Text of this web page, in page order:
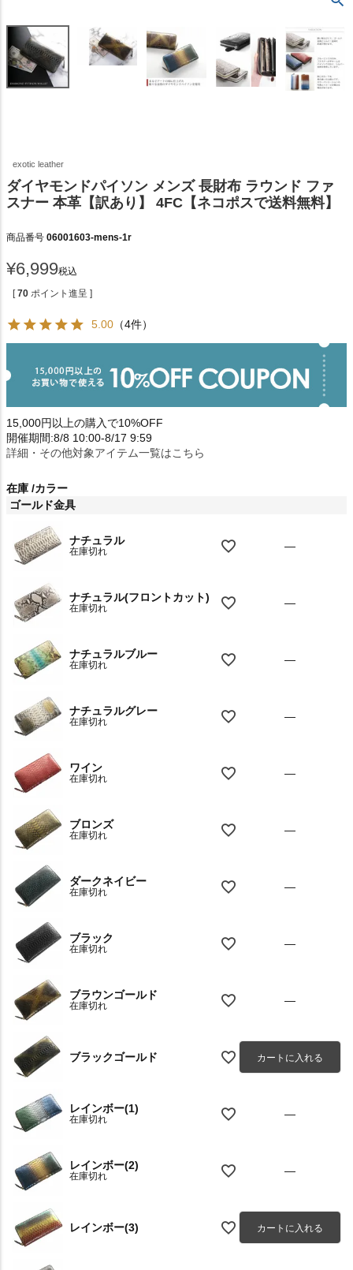
exotic leather
ダイヤモンドパイソン メンズ 長財布 ラウンド ファ
スナー 本革【訳あり】 4FC【ネコポスで送料無料】
商品番号 06001603-mens-1r
¥6,999税込
[ 70 ポイント進呈 ]
5.00 （4件）
15,000円以上の購入で10%OFF
開催期間:8/8 10:00-8/17 9:59
詳細・その他対象アイテム一覧はこちら
在庫 カラー
ゴールド金具
ナチュラル
在庫切れ —
ナチュラル(フロントカット)
在庫切れ —
ナチュラルブルー
在庫切れ —
ナチュラルグレー
在庫切れ —
ワイン
在庫切れ —
ブロンズ
在庫切れ —
ダークネイビー
在庫切れ —
ブラック
在庫切れ —
ブラウンゴールド
在庫切れ —
ブラックゴールド カートに入れる
レインボー(1)
在庫切れ —
レインボー(2)
在庫切れ —
レインボー(3) カートに入れる